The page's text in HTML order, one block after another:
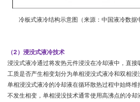
冷板式液冷结构示意图（来源：中国液冷数据
（2）浸没式液冷技术
浸没式液冷通过将发热元件浸没在冷却液中，直
工质是否产生相变划分为单相浸没式液冷和双相浸
单相浸没式液冷的冷却液在循环散热过程中始终维
不发生相变，单相浸没技术通常使用高沸点的冷